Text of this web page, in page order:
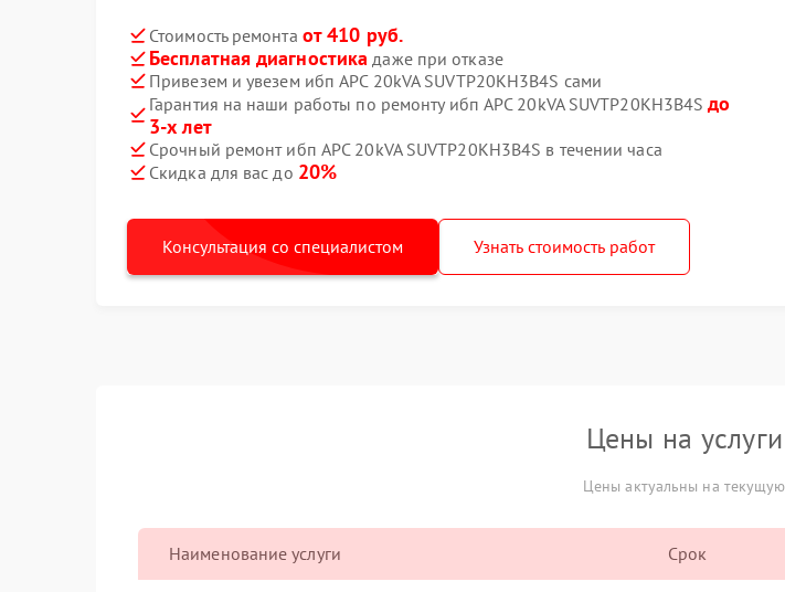
Стоимость ремонта от 410 руб.
Бесплатная диагностика даже при отказе
Привезем и увезем ибп APC 20kVA SUVTP20KH3B4S сами
Гарантия на наши работы по ремонту ибп APC 20kVA SUVTP20KH3B4Sдо
3-х лет
Срочный ремонт ибп APC 20kVA SUVTP20KH3B4S в течении часа
Скидка для вас до 20%
Консультация со специалистом Узнать стоимость работ
Цены на
Цены актуальны на
Наименование услуги Срок